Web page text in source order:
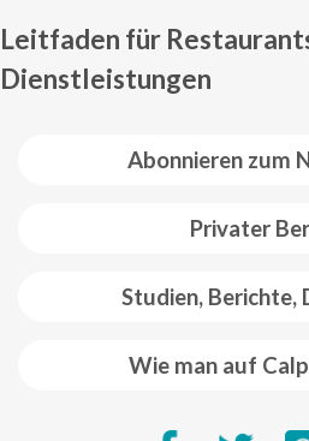
Abonnieren zum
Privater
Studien, Berichte,
Wie man auf
Leitfaden für
Dienstleistungen